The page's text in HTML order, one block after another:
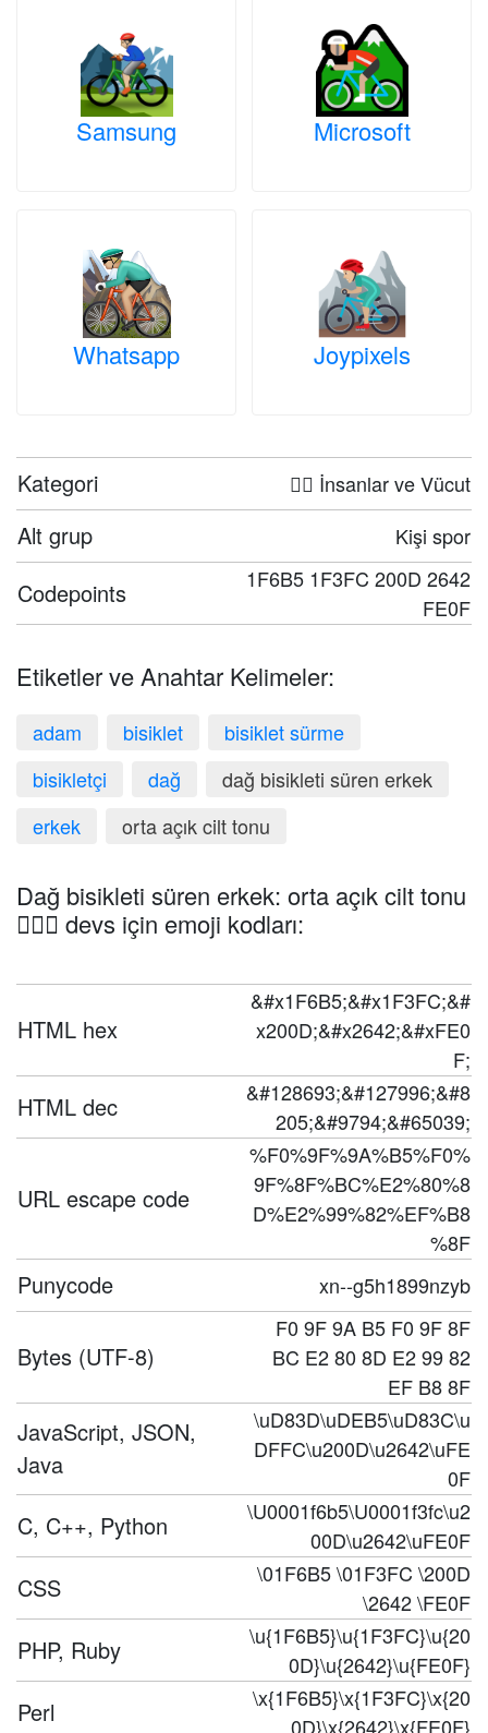
Samsung Microsoft
Whatsapp Joypixels
Kategori 🤦‍♀️ İnsanlar ve Vücut
Alt grup Kişi spor
Codepoints
1F6B5 1F3FC 200D 2642
FE0F
Etiketler ve Anahtar Kelimeler:
adam bisiklet
bisiklet sürme
bisikletçi
dağ
dağ bisikleti süren erkek
erkek
orta açık cilt tonu
Dağ bisikleti süren erkek: orta açık cilt tonu
🚵🏼‍♂️ devs için emoji kodları:
HTML hex
&#x1F6B5;&#x1F3FC;&#
x200D;&#x2642;&#xFE0
F;
HTML dec
&#128693;&#127996;&#8
205;&#9794;&#65039;
URL escape code
%F0%9F%9A%B5%F0%
9F%8F%BC%E2%80%8
D%E2%99%82%EF%B8
%8F
Punycode xn--g5h1899nzyb
Bytes (UTF-8)
F0 9F 9A B5 F0 9F 8F
BC E2 80 8D E2 99 82
EF B8 8F
JavaScript, JSON,
Java
\uD83D\uDEB5\uD83C\u
DFFC\u200D\u2642\uFE
0F
C, C++, Python
\U0001f6b5\U0001f3fc\u2
00D\u2642\uFE0F
CSS
\01F6B5 \01F3FC \200D
\2642 \FE0F
PHP, Ruby
\u{1F6B5}\u{1F3FC}\u{20
0D}\u{2642}\u{FE0F}
Perl
\x{1F6B5}\x{1F3FC}\x{20
0D}\x{2642}\x{FE0F}